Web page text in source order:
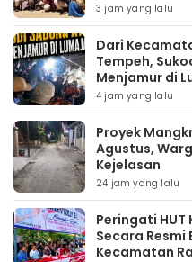
3 jam yang lalu
‎Dari
Tempeh,
Menjamur di
4 jam yang lalu
‎Proyek
Agustus,
Kejelasan
24 jam yang lalu
Peringati HUT
Secara Resmi
Kecamatan